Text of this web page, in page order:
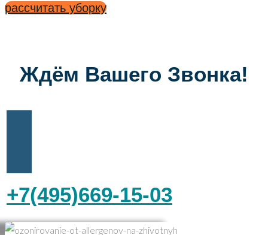
рассчитать уборку
Ждём Вашего Звонка!
+7(495)669-15-03